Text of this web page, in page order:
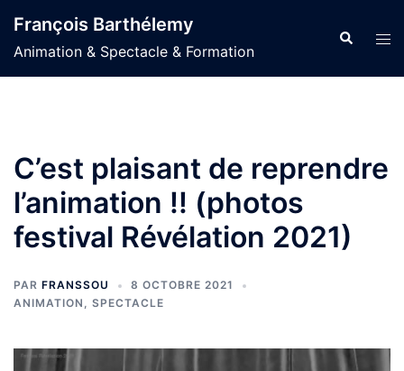
au
contenu
François Barthélemy
Animation & Spectacle & Formation
C’est plaisant de reprendre
l’animation !! (photos
festival Révélation 2021)
PAR FRANSSOU
8 OCTOBRE 2021
ANIMATION , SPECTACLE